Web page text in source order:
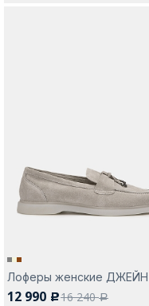
Лоферы женские ДЖЕЙН
12 990 c16 240a